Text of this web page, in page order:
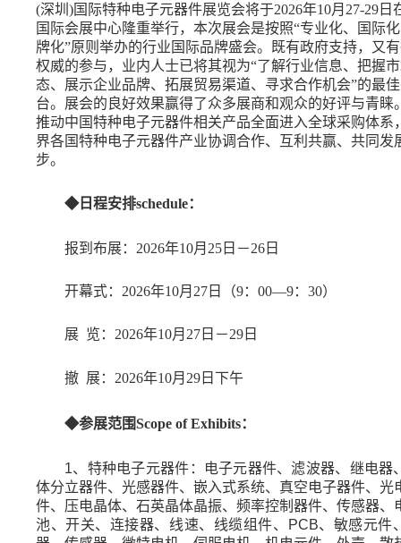
(深圳)国际特种电子元器件展览会将于2026年10月27-29日
国际会展中心隆重举行，本次展会是按照“专业化、国际
牌化”原则举办的行业国际品牌盛会。既有政府支持，又
权威的参与，业内人士已将其视为“了解行业信息、把握
态、展示企业品牌、拓展贸易渠道、寻求合作机会”的最
台。展会的良好效果赢得了众多展商和观众的好评与青睐
推动中国特种电子元器件相关产品全面进入全球采购体系
界各国特种电子元器件产业协调合作、互利共赢、共同发
步。
◆日程安排schedule：
报到布展： 2026年10月25日－26日
开幕式： 2026年10月27日（9：00—9：30）
展 览： 2026年10月27日－29日
撤 展： 2026年10月29日下午
◆参展范围Scope of Exhibits：
1、特种电子元器件：电子元器件、滤波器、继电器
体分立器件、光感器件、嵌入式系统、真空电子器件、光
件、压电晶体、石英晶体晶振、频率控制器件、传感器、
池、开关、连接器、线速、线缆组件、
PCB、敏感元件